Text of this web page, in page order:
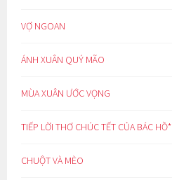
VỢ NGOAN
ÁNH XUÂN QUÝ MÃO
MÙA XUÂN ƯỚC VỌNG
TIẾP LỜI THƠ CHÚC TẾT CỦA BÁC HỒ*
CHUỘT VÀ MÈO